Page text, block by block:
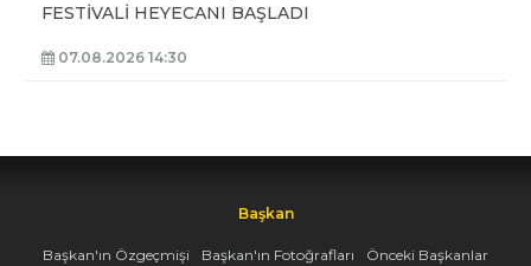
FESTİVALİ HEYECANI BAŞLADI
07.08.2026 14:30
Başkan
Başkan'ın Özgeçmişi Başkan'ın Fotoğrafları
Önceki Başkanlar